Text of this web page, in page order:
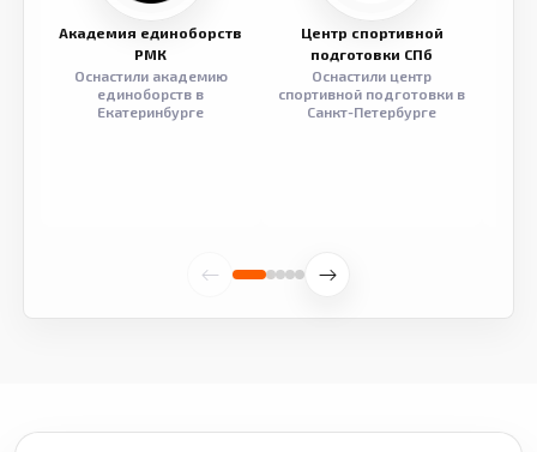
Академия единоборств
РМК
Оснастили академию
единоборств в
Екатеринбурге
Центр спортивной
подготовки СПб
Оснастили центр
спортивной подготовки в
Санкт-Петербурге